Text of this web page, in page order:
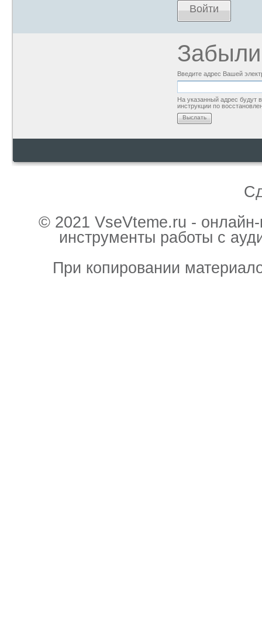
Войти
Введите адрес Вашей
На указанный адрес будут
инструкции по
Выслать
© 2021 VseVteme.ru -
инструменты работы с
При копировании